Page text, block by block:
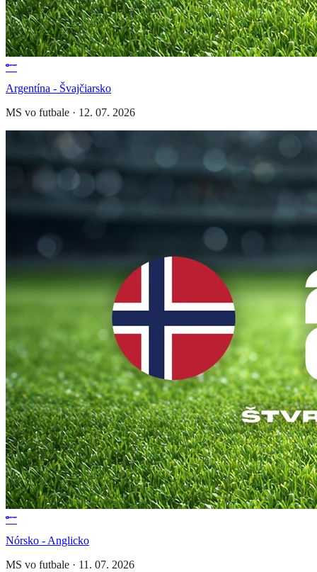
Argentína - Švajčiarsko
MS vo futbale · 12. 07. 2026
Nórsko - Anglicko
MS vo futbale · 11. 07. 2026